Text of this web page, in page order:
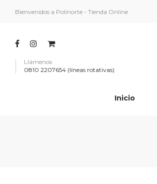
Bienvenidos a Polinorte - Tienda Online
Llámenos
0810 2207654 (líneas rotativas)
Inicio